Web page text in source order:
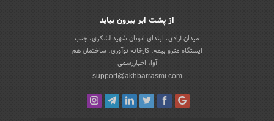
از پشت ابر بیرون بیاید
میدان آزادی، ابتدای اتوبان شهید لشکری، جنب
ایستگاه مترو بیمه، کارخانه نوآوری، ساختمان هم
آوا، اخباررسمی
support@akhbarrasmi.com